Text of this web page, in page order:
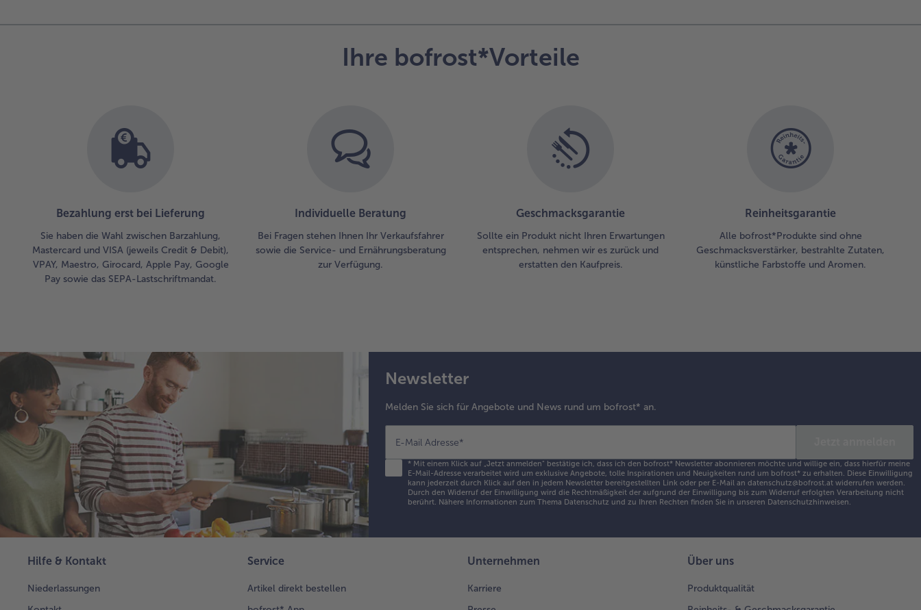
Ihre bofrost*Vorteile
Bezahlung erst bei Lieferung
Sie haben die Wahl zwischen Barzahlung,
Mastercard und VISA (jeweils Credit & Debit),
VPAY, Maestro, Girocard, Apple Pay, Google
Pay sowie das SEPA-Lastschriftmandat.
Individuelle Beratung
Bei Fragen stehen Ihnen Ihr Verkaufsfahrer
sowie die Service- und Ernährungsberatung
zur Verfügung.
Geschmacksgarantie
Sollte ein Produkt nicht Ihren Erwartungen
entsprechen, nehmen wir es zurück und
erstatten den Kaufpreis.
Reinheitsgarantie
Alle bofrost*Produkte sind ohne
Geschmacksverstärker, bestrahlte Zutaten,
künstliche Farbstoffe und Aromen.
Newsletter
Melden Sie sich für Angebote und News rund um bofrost* an.
E-Mail Adresse*
*Mit einem Klick auf „Jetzt anmelden" bestätige ich, dass ich den bofrost* Newsletter abonnieren möchte und willige ein, dass hierfür meine
E-Mail-Adresse verarbeitet wird um exklusive Angebote, tolle Inspirationen und Neuigkeiten rund um bofrost* zu erhalten. Diese Einwilligung
kann jederzeit durch Klick auf den in jedem Newsletter bereitgestellten Link oder per E-Mail an datenschutz@bofrost.at widerrufen werden.
Durch den Widerruf der Einwilligung wird die Rechtmäßigkeit der aufgrund der Einwilligung bis zum Widerruf erfolgten Verarbeitung nicht
berührt. Nähere Informationen zum Thema Datenschutz und zu Ihren Rechten finden Sie in unseren Datenschutzhinweisen.
Hilfe & Kontakt
Niederlassungen
Service
Artikel direkt bestellen
Unternehmen
Karriere
Über uns
Produktqualität